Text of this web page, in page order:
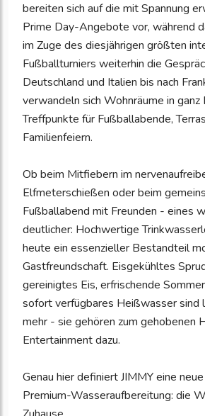
bereiten sich auf die mit Spannung
Prime Day-Angebote vor, während
im Zuge des diesjährigen größten
Fußballturniers weiterhin die
Deutschland und Italien bis nach
verwandeln sich Wohnräume in ganz
Treffpunkte für Fußballabende,
Familienfeiern.
Ob beim Mitfiebern im
Elfmeterschießen oder beim
Fußballabend mit Freunden - eines
deutlicher: Hochwertige
heute ein essenzieller Bestandteil
Gastfreundschaft. Eisgekühltes
gereinigtes Eis, erfrischende
sofort verfügbares Heißwasser sind
mehr - sie gehören zum gehobenen
Entertainment dazu.
Genau hier definiert JIMMY eine
Premium-Wasseraufbereitung: die